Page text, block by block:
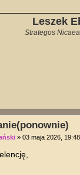
Leszek
Strategos
»03 maja 2026, 19:48